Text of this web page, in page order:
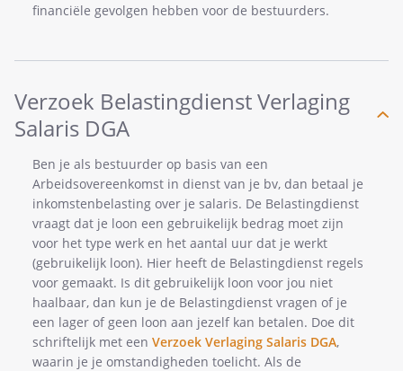
financiële gevolgen hebben voor de bestuurders.
Verzoek Belastingdienst Verlaging
Salaris DGA
Ben je als bestuurder op basis van een
Arbeidsovereenkomst in dienst van je bv, dan betaal je
inkomstenbelasting over je salaris. De Belastingdienst
vraagt dat je loon een gebruikelijk bedrag moet zijn
voor het type werk en het aantal uur dat je werkt
(gebruikelijk loon). Hier heeft de Belastingdienst regels
voor gemaakt. Is dit gebruikelijk loon voor jou niet
haalbaar, dan kun je de Belastingdienst vragen of je
een lager of geen loon aan jezelf kan betalen. Doe dit
schriftelijk met een Verzoek Verlaging Salaris DGA,
waarin je je omstandigheden toelicht. Als de